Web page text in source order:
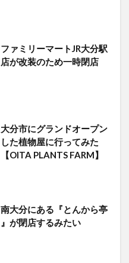
ファミリーマートJR大分駅
店が改装のため一時閉店
大分市にグランドオープン
した植物屋に行ってみた
【OITA PLANTS FARM】
南大分にある『とんから亭
』が閉店するみたい